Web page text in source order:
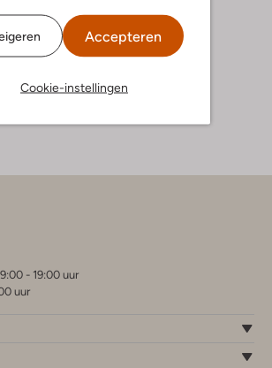
Accepteren
Cookie-instellingen
Vanguard
- 19:00 uur
uur